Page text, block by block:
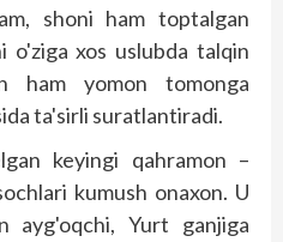
shoni ham toptalgan
o'ziga xos uslubda talqin
ham yomon tomonga
ta'sirli suratlantiradi.
keyingi qahramon –
kumush onaxon. U
ayg'oqchi, Yurt ganjiga